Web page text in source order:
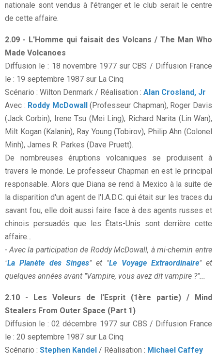
nationale sont vendus à l'étranger et le club serait le centre
de cette affaire.
2.09 - L'Homme qui faisait des Volcans / The Man Who
Made Volcanoes
Diffusion le : 18 novembre 1977 sur CBS / Diffusion France
le : 19 septembre 1987 sur La Cinq
Scénario : Wilton Denmark / Réalisation : Alan Crosland, Jr
Avec : Roddy McDowall
(Professeur Chapman), Roger Davis
(Jack Corbin), Irene Tsu (Mei Ling), Richard Narita (Lin Wan),
Milt Kogan (Kalanin), Ray Young (Tobirov), Philip Ahn (Colonel
Minh), James R. Parkes (Dave Pruett).
De nombreuses éruptions volcaniques se produisent à
travers le monde. Le professeur Chapman en est le principal
responsable. Alors que Diana se rend à Mexico à la suite de
la disparition d'un agent de l'I.A.D.C. qui était sur les traces du
savant fou, elle doit aussi faire face à des agents russes et
chinois persuadés que les États-Unis sont derrière cette
affaire...
- Avec la participation de Roddy McDowall, à mi-chemin entre
"La Planète des Singes" et "Le Voyage Extraordinaire" et
quelques années avant "Vampire, vous avez dit vampire ?"...
2.10 - Les Voleurs de l'Esprit (1ère partie) / Mind
Stealers From Outer Space (Part 1)
Diffusion le : 02 décembre 1977 sur CBS / Diffusion France
le : 20 septembre 1987 sur La Cinq
Scénario : Stephen Kandel / Réalisation : Michael Caffey